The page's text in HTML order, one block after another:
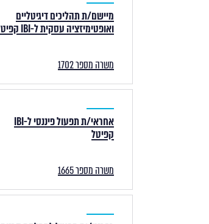
מיישם/ת תהליכים דיגיטליים
ואופטימיזציה עסקית ל-IBI קפיטל
משרה מספר 1702
אחראי/ת תפעול פיננסי ל-IBI
קפיטל
משרה מספר 1665